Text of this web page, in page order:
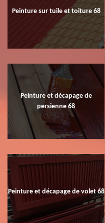
Peinture sur tuile et toiture 68
Peinture et décapage de
persienne 68
Peinture et décapage de volet 68